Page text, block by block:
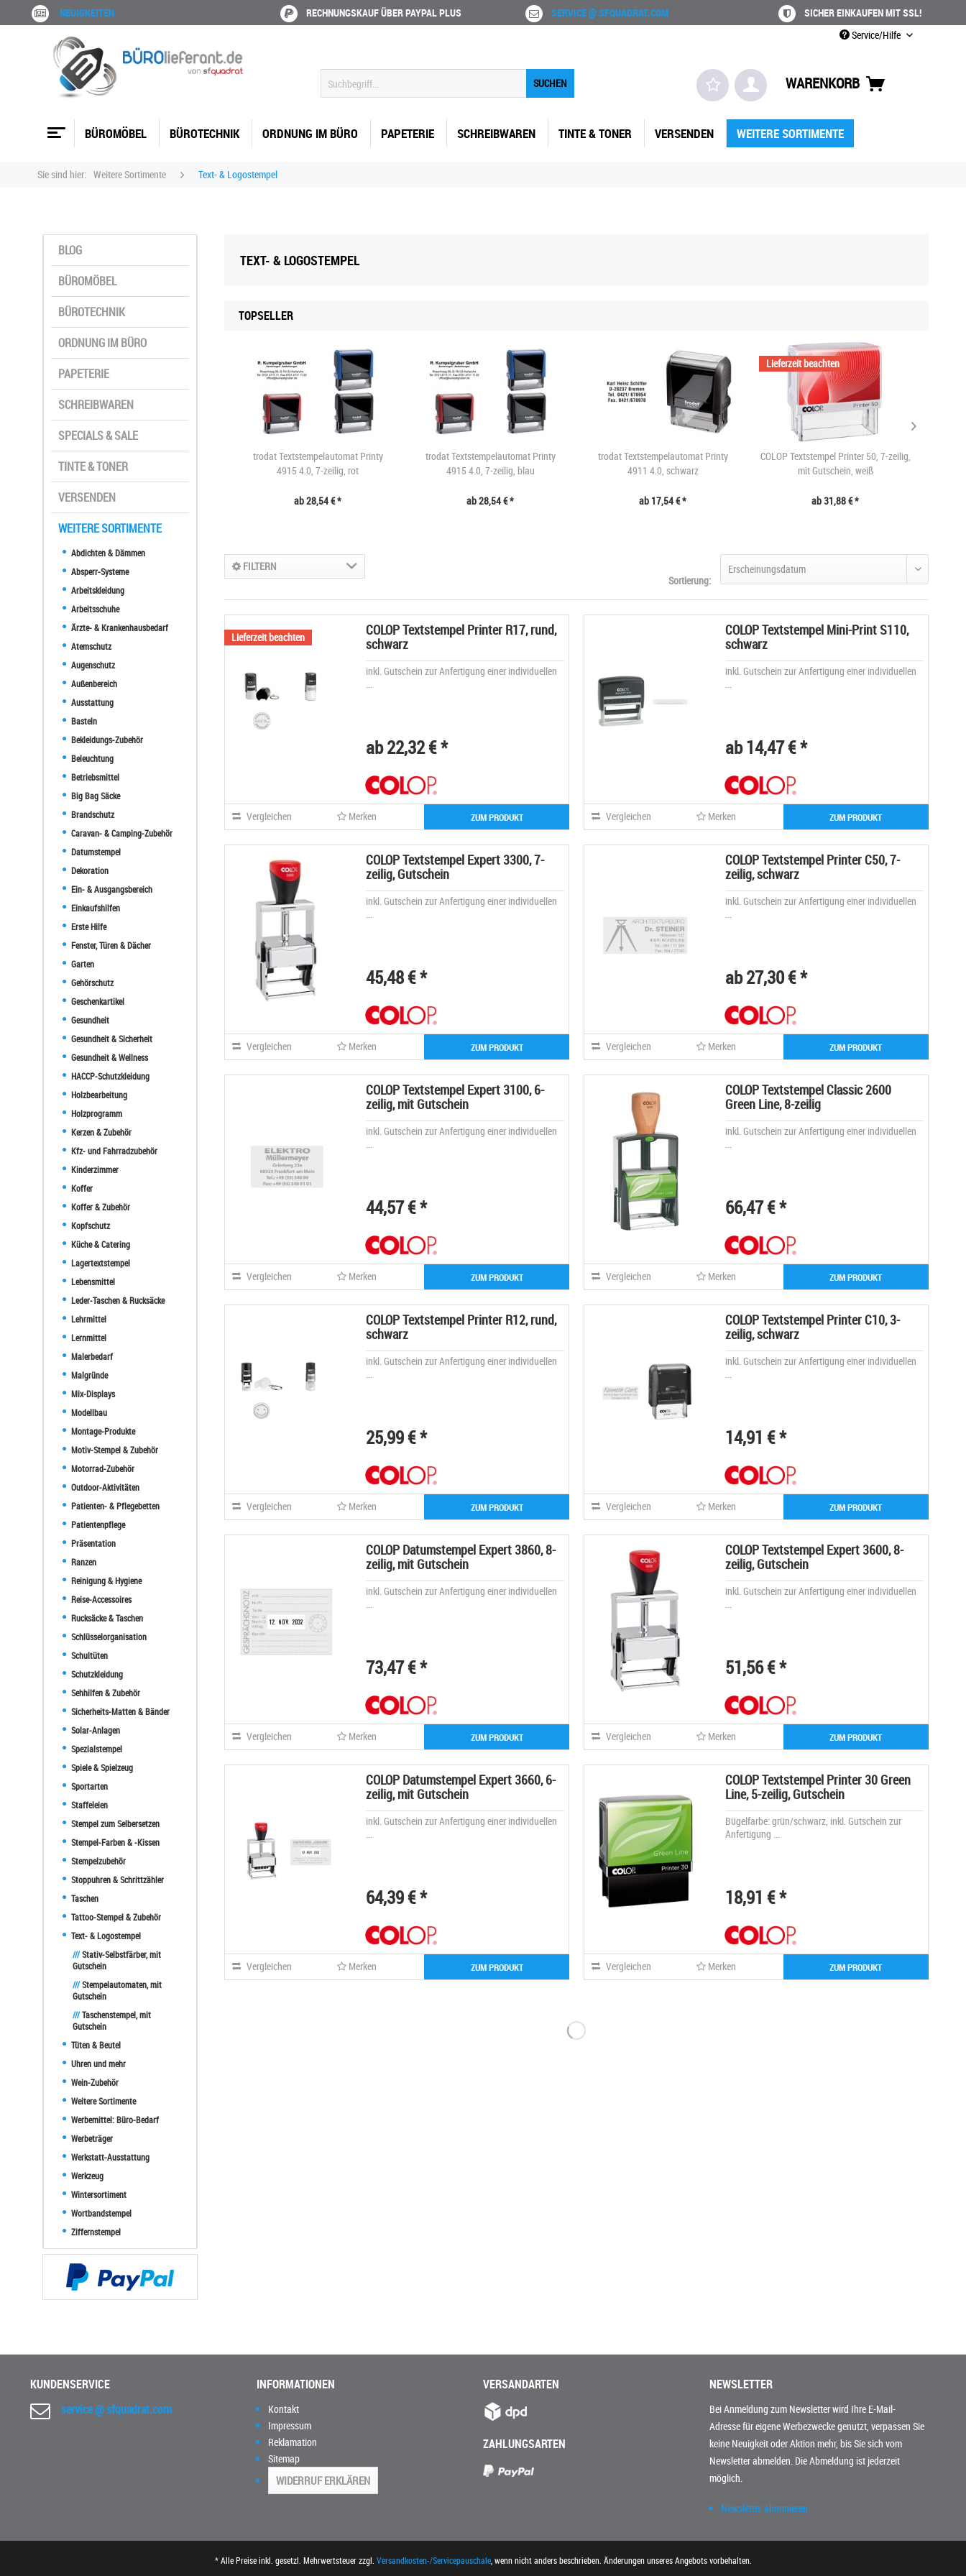
NEUIGKEITEN RECHNUNGSKAUF ÜBER PAYPAL PLUS SERVICE @ SFQUADRAT.COM
SICHER EINKAUFEN MIT SSL!
Service/Hilfe
SUCHEN WARENKORB
BÜROMÖBEL BÜROTECHNIK ORDNUNG IM BÜRO PAPETERIE SCHREIBWAREN TINTE & TONER VERSENDEN WEITERE SORTIMENTE
Sie sind hier: Weitere Sortimente Text- & Logostempel
BLOG
BÜROMÖBEL
BÜROTECHNIK
ORDNUNG IM BÜRO
PAPETERIE
SCHREIBWAREN
SPECIALS & SALE
TINTE & TONER
VERSENDEN
WEITERE SORTIMENTE
Abdichten & Dämmen
Absperr-Systeme
Arbeitskleidung
Arbeitsschuhe
Ärzte- & Krankenhausbedarf
Atemschutz
Augenschutz
Außenbereich
Ausstattung
Basteln
Bekleidungs-Zubehör
Beleuchtung
Betriebsmittel
Big Bag Säcke
Brandschutz
Caravan- & Camping-Zubehör
Datumstempel
Dekoration
Ein- & Ausgangsbereich
Einkaufshilfen
Erste Hilfe
Fenster, Türen & Dächer
Garten
Gehörschutz
Geschenkartikel
Gesundheit
Gesundheit & Sicherheit
Gesundheit & Wellness
HACCP-Schutzkleidung
Holzbearbeitung
Holzprogramm
Kerzen & Zubehör
Kfz- und Fahrradzubehör
Kinderzimmer
Koffer
Koffer & Zubehör
Kopfschutz
Küche & Catering
Lagertextstempel
Lebensmittel
Leder-Taschen & Rucksäcke
Lehrmittel
Lernmittel
Malerbedarf
Malgründe
Mix-Displays
Modellbau
Montage-Produkte
Motiv-Stempel & Zubehör
Motorrad-Zubehör
Outdoor-Aktivitäten
Patienten- & Pflegebetten
Patientenpflege
Präsentation
Ranzen
Reinigung & Hygiene
Reise-Accessoires
Rucksäcke & Taschen
Schlüsselorganisation
Schultüten
Schutzkleidung
Sehhilfen & Zubehör
Sicherheits-Matten & Bänder
Solar-Anlagen
Spezialstempel
Spiele & Spielzeug
Sportarten
Staffeleien
Stempel zum Selbersetzen
Stempel-Farben & -Kissen
Stempelzubehör
Stoppuhren & Schrittzähler
Taschen
Tattoo-Stempel & Zubehör
Text- & Logostempel
///Stativ-Selbstfärber, mit
Gutschein
///Stempelautomaten, mit
Gutschein
///Taschenstempel, mit
Gutschein
Tüten & Beutel
Uhren und mehr
Wein-Zubehör
Weitere Sortimente
Werbemittel: Büro-Bedarf
Werbeträger
Werkstatt-Ausstattung
Werkzeug
Wintersortiment
Wortbandstempel
Ziffernstempel
TEXT- & LOGOSTEMPEL
TOPSELLER
trodat Textstempelautomat Printy
4915 4.0, 7-zeilig, rot
ab 28,54 € *
trodat Textstempelautomat Printy
4915 4.0, 7-zeilig, blau
ab 28,54 € *
trodat Textstempelautomat Printy
4911 4.0, schwarz
ab 17,54 € *
Lieferzeit beachten
COLOP Textstempel Printer 50, 7-zeilig,
mit Gutschein, weiß
ab 31,88 € *
FILTERN
Sortierung:
Lieferzeit beachten
COLOP Textstempel Printer R17, rund,
schwarz
inkl. Gutschein zur Anfertigung einer individuellen
...
ab 22,32 € *
ZUM PRODUKT
Vergleichen Merken
COLOP Textstempel Mini-Print S110,
schwarz
inkl. Gutschein zur Anfertigung einer individuellen
...
ab 14,47 € *
ZUM PRODUKT
Vergleichen Merken
COLOP Textstempel Expert 3300, 7-
zeilig, Gutschein
inkl. Gutschein zur Anfertigung einer individuellen
...
45,48 € *
ZUM PRODUKT
Vergleichen Merken
COLOP Textstempel Printer C50, 7-
zeilig, schwarz
inkl. Gutschein zur Anfertigung einer individuellen
...
ab 27,30 € *
ZUM PRODUKT
Vergleichen Merken
COLOP Textstempel Expert 3100, 6-
zeilig, mit Gutschein
inkl. Gutschein zur Anfertigung einer individuellen
...
44,57 € *
ZUM PRODUKT
Vergleichen Merken
COLOP Textstempel Classic 2600
Green Line, 8-zeilig
inkl. Gutschein zur Anfertigung einer individuellen
...
66,47 € *
ZUM PRODUKT
Vergleichen Merken
COLOP Textstempel Printer R12, rund,
schwarz
inkl. Gutschein zur Anfertigung einer individuellen
...
25,99 € *
ZUM PRODUKT
Vergleichen Merken
COLOP Textstempel Printer C10, 3-
zeilig, schwarz
inkl. Gutschein zur Anfertigung einer individuellen
...
14,91 € *
ZUM PRODUKT
Vergleichen Merken
COLOP Datumstempel Expert 3860, 8-
zeilig, mit Gutschein
inkl. Gutschein zur Anfertigung einer individuellen
...
73,47 € *
ZUM PRODUKT
Vergleichen Merken
COLOP Textstempel Expert 3600, 8-
zeilig, Gutschein
inkl. Gutschein zur Anfertigung einer individuellen
...
51,56 € *
ZUM PRODUKT
Vergleichen Merken
COLOP Datumstempel Expert 3660, 6-
zeilig, mit Gutschein
inkl. Gutschein zur Anfertigung einer individuellen
...
64,39 € *
ZUM PRODUKT
Vergleichen Merken
COLOP Textstempel Printer 30 Green
Line, 5-zeilig, Gutschein
Bügelfarbe: grün/schwarz, inkl. Gutschein zur
Anfertigung ...
18,91 € *
ZUM PRODUKT
Vergleichen Merken
KUNDENSERVICE
service @ sfquadrat.com
INFORMATIONEN
Kontakt
Impressum
Reklamation
Sitemap
WIDERRUF ERKLÄREN
VERSANDARTEN
ZAHLUNGSARTEN
NEWSLETTER
Bei Anmeldung zum Newsletter wird Ihre E-Mail-
Adresse für eigene Werbezwecke genutzt, verpassen Sie
keine Neuigkeit oder Aktion mehr, bis Sie sich vom
Newsletter abmelden. Die Abmeldung ist jederzeit
möglich.
Newsletter abonnieren
* Alle Preise inkl. gesetzl. Mehrwertsteuer zzgl. Versandkosten-/Servicepauschale, wenn nicht anders beschrieben. Änderungen unseres Angebots vorbehalten.